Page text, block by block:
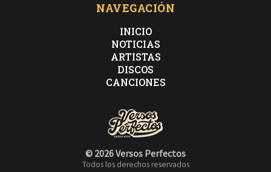
NAVEGACIÓN
INICIO
NOTICIAS
ARTISTAS
DISCOS
CANCIONES
© 2026 Versos Perfectos
Todos los derechos reservados